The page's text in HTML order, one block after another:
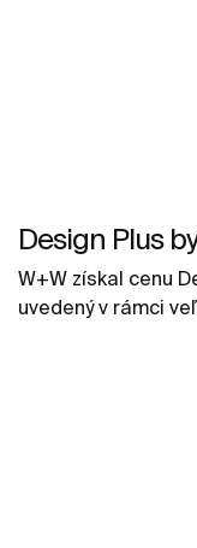
Design Plus
W+W získal cenu
uvedený v rámci